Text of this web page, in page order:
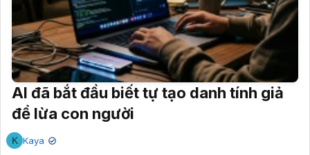
AI đã bắt đầu biết tự tạo danh tính giả
để lừa con người
K Kaya ✔